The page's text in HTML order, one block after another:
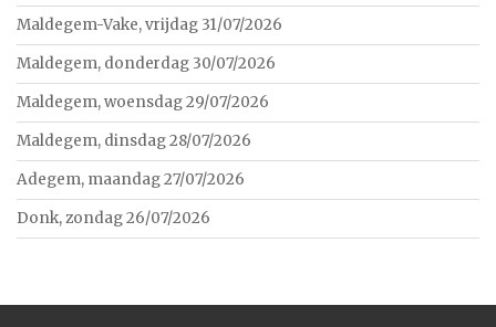
Maldegem-Vake, vrijdag 31/07/2026
Maldegem, donderdag 30/07/2026
Maldegem, woensdag 29/07/2026
Maldegem, dinsdag 28/07/2026
Adegem, maandag 27/07/2026
Donk, zondag 26/07/2026